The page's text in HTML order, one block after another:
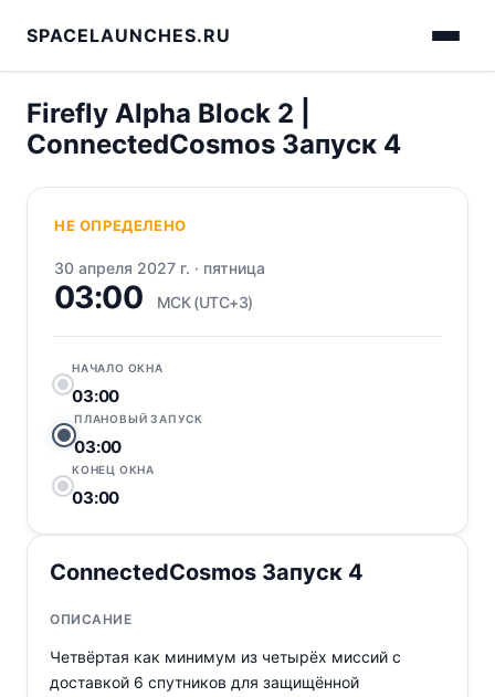
SPACELAUNCHES.RU
Firefly Alpha Block 2 |
ConnectedCosmos Запуск 4
НЕ ОПРЕДЕЛЕНО
30 апреля 2027 г. · пятница
03:00 МСК (UTC+3)
НАЧАЛО ОКНА
03:00
ПЛАНОВЫЙ ЗАПУСК
03:00
КОНЕЦ ОКНА
03:00
ConnectedCosmos Запуск 4
ОПИСАНИЕ
Четвёртая как минимум из четырёх миссий с
доставкой 6 спутников для защищённой